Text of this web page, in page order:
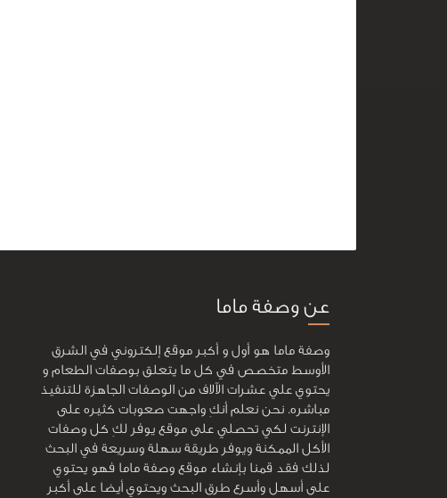
عن وصفة ماما
وصفة ماما هو أول و أكبر موقع إلكتروني في الشرق
الأوسط متخصص في كل ما يتعلق بوصفات الطعام و
يحتوي علي عشرات الآلاف من الوصفات الجاهزة للتنفيذ
مباشره. نحن نعلم أنكِ واجهت صعوبات كثيره على
الإنترنت لكي تحصلي على موقع يوفر لكِ كل وصفات
الأكل الممكنة ويوفر طريقة سهلة وسريعة في البحث
لذلك فقد قمنا بإنشاء موقع وصفة ماما فهو يحتوي
على أسهل وأسرع طرق البحث ويحتوي أيضا على أكبر